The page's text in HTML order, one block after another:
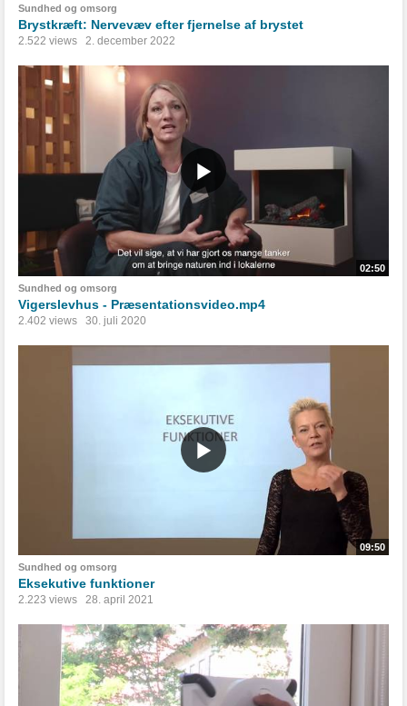
Sundhed og omsorg
Brystkræft: Nervevæv efter fjernelse af brystet
2.522 views 2. december 2022
02:50
Sundhed og omsorg
Vigerslevhus - Præsentationsvideo.mp4
2.402 views 30. juli 2020
09:50
Sundhed og omsorg
Eksekutive funktioner
2.223 views 28. april 2021